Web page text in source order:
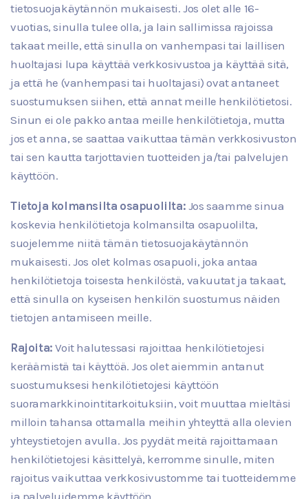
tietosuojakäytännön mukaisesti. Jos olet alle 16-
vuotias, sinulla tulee olla, ja lain sallimissa rajoissa
takaat meille, että sinulla on vanhempasi tai laillisen
huoltajasi lupa käyttää verkkosivustoa ja käyttää sitä,
ja että he (vanhempasi tai huoltajasi) ovat antaneet
suostumuksen siihen, että annat meille henkilötietosi.
Sinun ei ole pakko antaa meille henkilötietoja, mutta
jos et anna, se saattaa vaikuttaa tämän verkkosivuston
tai sen kautta tarjottavien tuotteiden ja/tai palvelujen
käyttöön.
Tietoja kolmansilta osapuolilta: Jos saamme sinua
koskevia henkilötietoja kolmansilta osapuolilta,
suojelemme niitä tämän tietosuojakäytännön
mukaisesti. Jos olet kolmas osapuoli, joka antaa
henkilötietoja toisesta henkilöstä, vakuutat ja takaat,
että sinulla on kyseisen henkilön suostumus näiden
tietojen antamiseen meille.
Rajoita: Voit halutessasi rajoittaa henkilötietojesi
keräämistä tai käyttöä. Jos olet aiemmin antanut
suostumuksesi henkilötietojesi käyttöön
suoramarkkinointitarkoituksiin, voit muuttaa mieltäsi
milloin tahansa ottamalla meihin yhteyttä alla olevien
yhteystietojen avulla. Jos pyydät meitä rajoittamaan
henkilötietojesi käsittelyä, kerromme sinulle, miten
rajoitus vaikuttaa verkkosivustomme tai tuotteidemme
ja palveluidemme käyttöön.